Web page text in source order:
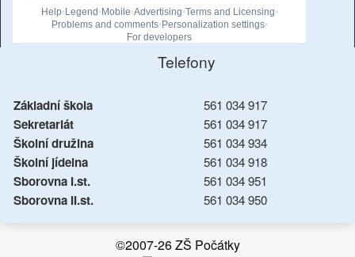
Telefony
Základní škola 561 034 917
Sekretariát 561 034 917
Školní družina 561 034 934
Školní jídelna 561 034 918
Sborovna I.st. 561 034 951
Sborovna II.st. 561 034 950
©2007-26 ZŠ Počátky